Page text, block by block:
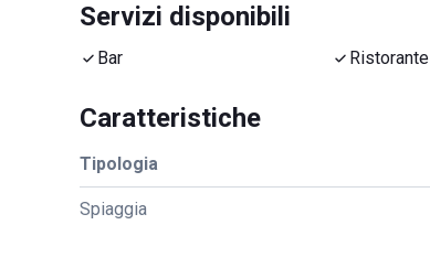
Servizi disponibili
Bar Ristorante
Caratteristiche
Tipologia
Spiaggia